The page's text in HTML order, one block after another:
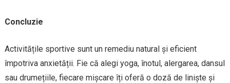
Concluzie
Activitățile sportive sunt un remediu natural și eficient
împotriva anxietății. Fie că alegi yoga, înotul, alergarea, dansul
sau drumețiile, fiecare mișcare îți oferă o doză de liniște și